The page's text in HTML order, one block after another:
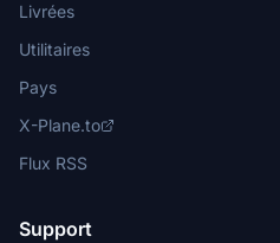
Livrées
Utilitaires
Pays
X-Plane.to
Flux RSS
Support